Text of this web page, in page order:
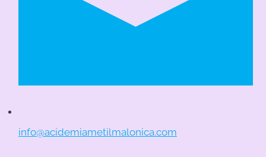
info@acidemiametilmalonica.com